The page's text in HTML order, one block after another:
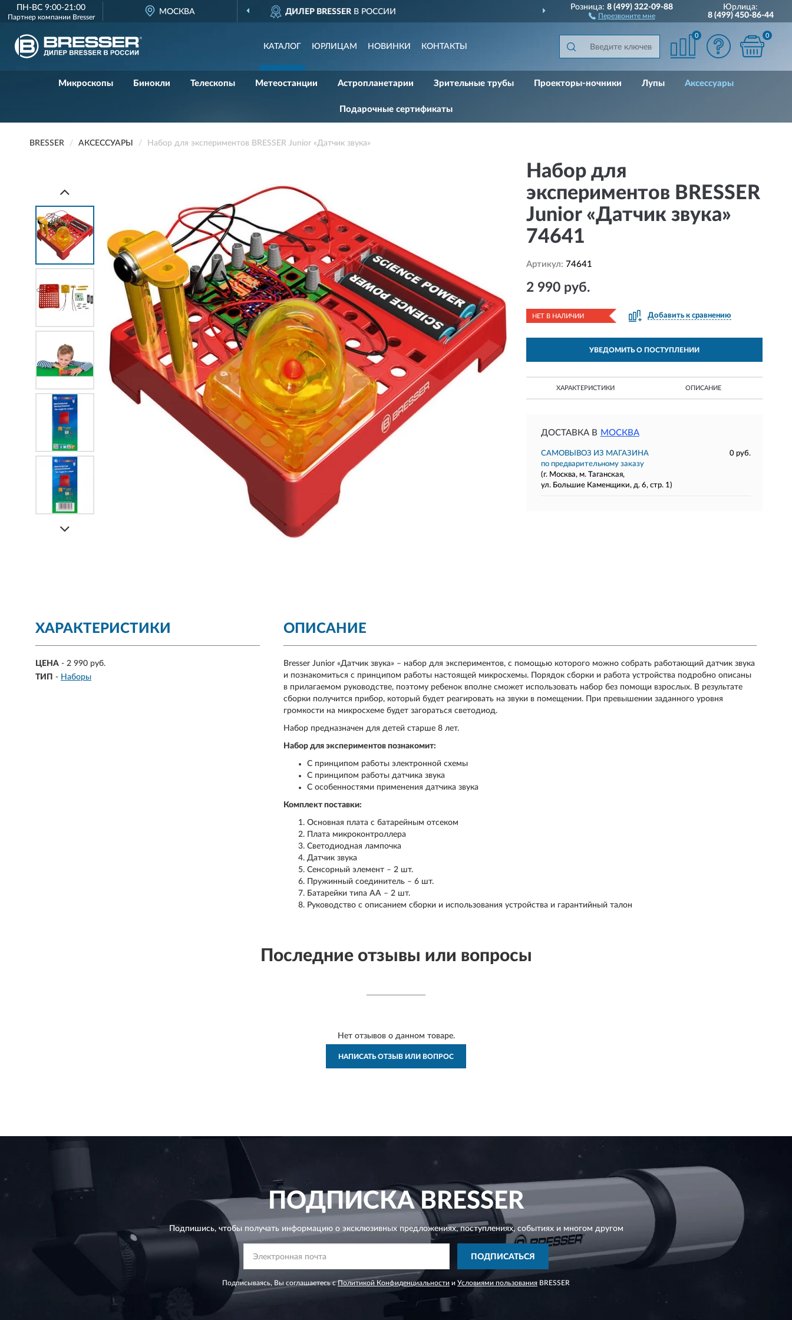
ПН-ВС 9:00-21:00
Партнер компании Bresser
МОСКВА
ДИЛЕР BRESSERВ РОССИИ ДО 10 ЛЕТГАРАНТИЯ
Розница:8 (499) 322-09-88
Перезвоните мне
Юрлица:
8 (499) 450-86-44
КАТАЛОГ ЮРЛИЦАМ НОВИНКИ КОНТАКТЫ
0 0
Микроскопы Бинокли Телескопы Метеостанции Астропланетарии Зрительные трубы Проекторы-ночники Лупы Аксессуары
Подарочные сертификаты
BRESSER АКСЕССУАРЫ Набор для экспериментов BRESSER Junior «Датчик звука»
Набор для
экспериментов BRESSER
Junior «Датчик звука»
74641
Артикул: 74641
2 990 руб.
НЕТ В НАЛИЧИИ Добавить к сравнению
УВЕДОМИТЬ О ПОСТУПЛЕНИИ
ХАРАКТЕРИСТИКИ ОПИСАНИЕ
ДОСТАВКА В МОСКВА
САМОВЫВОЗ ИЗ МАГАЗИНА
0 руб.
по предварительному заказу
(г. Москва, м. Таганская,
ул. Большие Каменщики, д. 6, стр. 1)
ХАРАКТЕРИСТИКИ
ЦЕНА - 2 990 руб.
ТИП - Наборы
ОПИСАНИЕ
Bresser Junior «Датчик звука» – набор для экспериментов, с помощью которого можно собрать работающий датчик звука
и познакомиться с принципом работы настоящей микросхемы. Порядок сборки и работа устройства подробно описаны
в прилагаемом руководстве, поэтому ребенок вполне сможет использовать набор без помощи взрослых. В результате
сборки получится прибор, который будет реагировать на звуки в помещении. При превышении заданного уровня
громкости на микросхеме будет загораться светодиод.
Набор предназначен для детей старше 8 лет.
Набор для экспериментов познакомит:
С принципом работы электронной схемы
С принципом работы датчика звука
С особенностями применения датчика звука
Комплект поставки:
Основная плата с батарейным отсеком
Плата микроконтроллера
Светодиодная лампочка
Датчик звука
Сенсорный элемент – 2 шт.
Пружинный соединитель – 6 шт.
Батарейки типа АА – 2 шт.
Руководство с описанием сборки и использования устройства и гарантийный талон
Последние отзывы или вопросы
Нет отзывов о данном товаре.
НАПИСАТЬ ОТЗЫВ ИЛИ ВОПРОС
ПОДПИСКАBRESSER
Подпишись, чтобы получать информацию о эксклюзивных предложениях,поступлениях, событиях и многом другом
ПОДПИСАТЬСЯ
Подписываясь, Вы соглашаетесь сПолитикой Конфиденциальности и Условиями пользования BRESSER